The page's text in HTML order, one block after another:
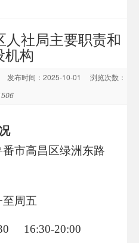
人社局主要职责和
机构
发布时间：2025-10-01
浏览次数：
市高昌区绿洲东路
周五
16:30-20:00